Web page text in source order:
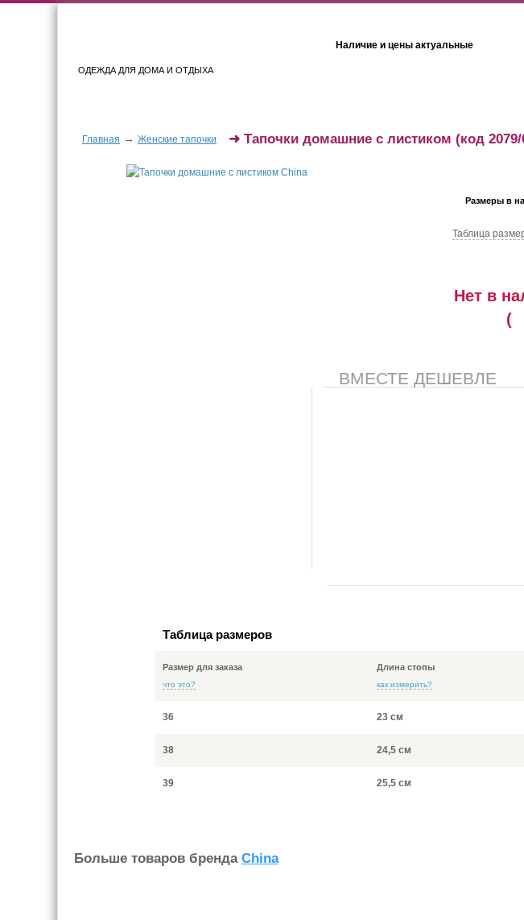
ОДЕЖДА ДЛЯ ДОМА И ОТДЫХА
Наличие и цены актуальные
Главная → Женские тапочки ➜ Тапочки домашние с листиком (код 2079/
Размеры в
Таблица
Нет в
(
ВМЕСТЕ ДЕШЕВЛЕ
Таблица размеров
Размер для заказа
что это?
Длина стопы
как измерить?
36 23 см
38 24,5 см
39 25,5 см
Больше товаров бренда China